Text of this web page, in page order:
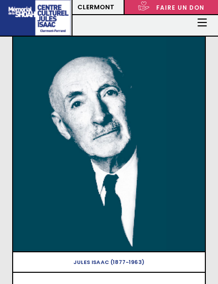
CLERMONT FAIRE UN DON
JULES ISAAC (1877-1963)